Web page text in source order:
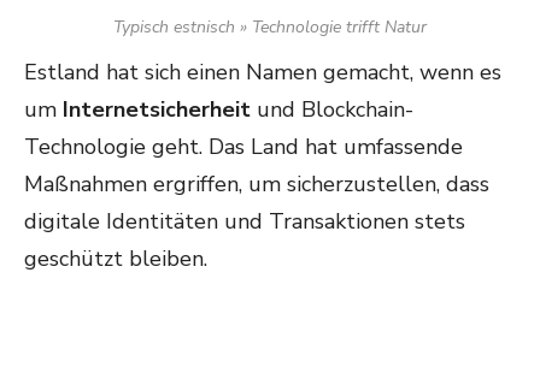
Typisch estnisch » Technologie trifft Natur
Estland hat sich einen Namen gemacht, wenn es
um Internetsicherheit und Blockchain-
Technologie geht. Das Land hat umfassende
Maßnahmen ergriffen, um sicherzustellen, dass
digitale Identitäten und Transaktionen stets
geschützt bleiben.